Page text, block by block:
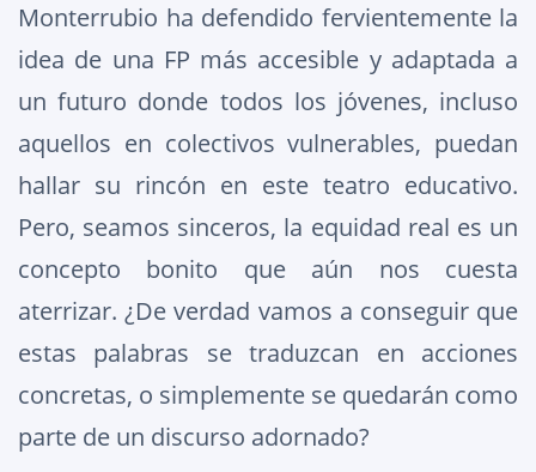
Monterrubio ha defendido fervientemente la
idea de una FP más accesible y adaptada a
un futuro donde todos los jóvenes, incluso
aquellos en colectivos vulnerables, puedan
hallar su rincón en este teatro educativo.
Pero, seamos sinceros, la equidad real es un
concepto bonito que aún nos cuesta
aterrizar. ¿De verdad vamos a conseguir que
estas palabras se traduzcan en acciones
concretas, o simplemente se quedarán como
parte de un discurso adornado?